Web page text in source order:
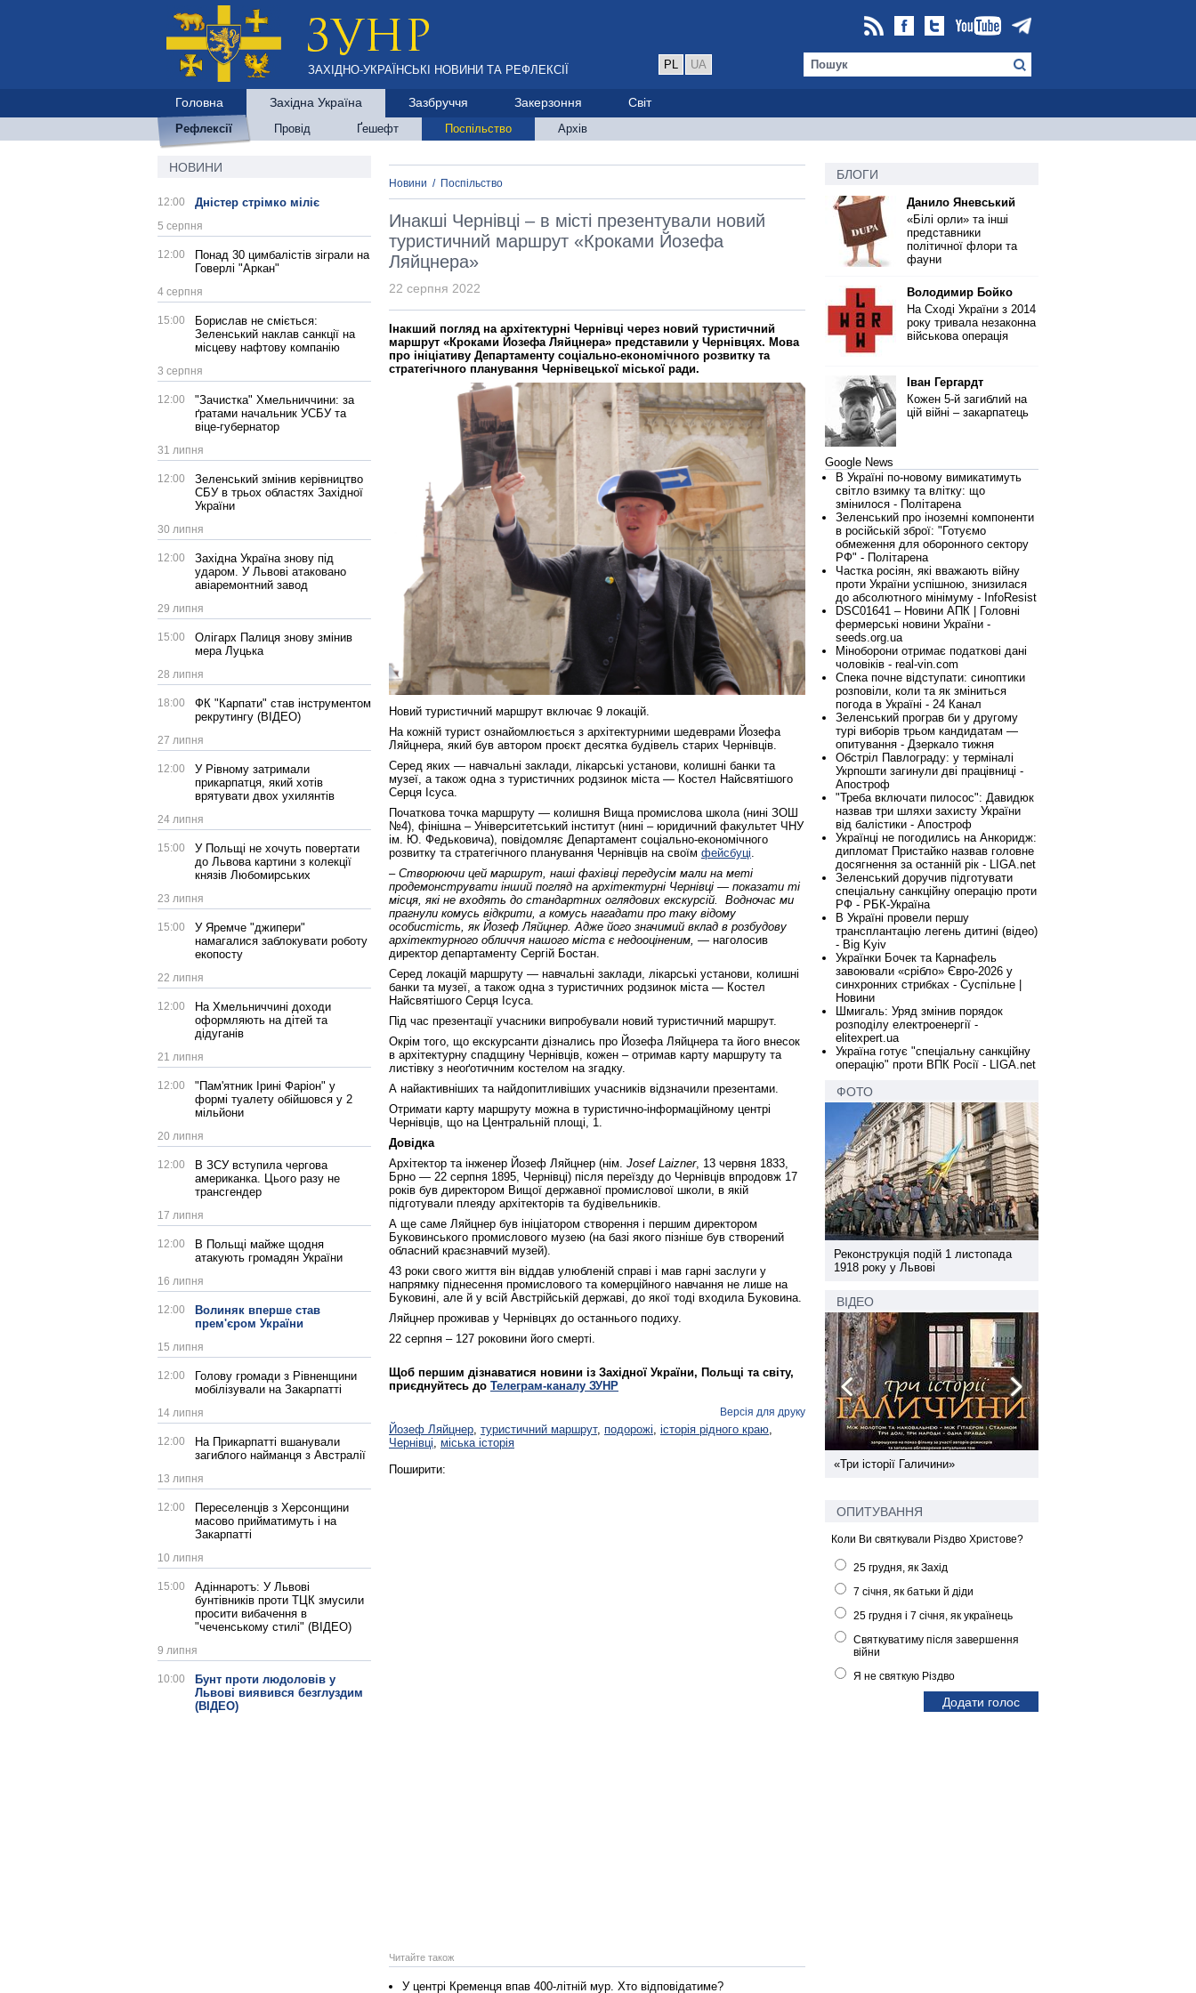
ЗАХІДНО-УКРАЇНСЬКІ НОВИНИ ТА РЕФЛЕКСІЇ PL UA
Головна Західна Україна Зазбруччя Закерзоння Світ
Рефлексії Провід Ґешефт Поспільство Архів
НОВИНИ
12:00 Дністер стрімко міліє
5 серпня
12:00
Понад 30 цимбалістів зіграли на
Говерлі "Аркан"
4 серпня
15:00
Борислав не сміється:
Зеленський наклав санкції на
місцеву нафтову компанію
3 серпня
12:00
"Зачистка" Хмельниччини: за
ґратами начальник УСБУ та
віце-губернатор
31 липня
12:00
Зеленський змінив керівництво
СБУ в трьох областях Західної
України
30 липня
12:00
Західна Україна знову під
ударом. У Львові атаковано
авіаремонтний завод
29 липня
15:00
Олігарх Палиця знову змінив
мера Луцька
28 липня
18:00
ФК "Карпати" став інструментом
рекрутингу (ВІДЕО)
27 липня
12:00
У Рівному затримали
прикарпатця, який хотів
врятувати двох ухилянтів
24 липня
15:00
У Польщі не хочуть повертати
до Львова картини з колекції
князів Любомирських
23 липня
15:00
У Яремче "джипери"
намагалися заблокувати роботу
екопосту
22 липня
12:00
На Хмельниччині доходи
оформляють на дітей та
дідуганів
21 липня
12:00
"Пам'ятник Ірині Фаріон" у
формі туалету обійшовся у 2
мільйони
20 липня
12:00
В ЗСУ вступила чергова
американка. Цього разу не
трансгендер
17 липня
12:00
В Польщі майже щодня
атакують громадян України
16 липня
12:00
Волиняк вперше став
прем'єром України
15 липня
12:00
Голову громади з Рівненщини
мобілізували на Закарпатті
14 липня
12:00
На Прикарпатті вшанували
загиблого найманця з Австралії
13 липня
12:00
Переселенців з Херсонщини
масово прийматимуть і на
Закарпатті
10 липня
15:00
Адіннаротъ: У Львові
бунтівників проти ТЦК змусили
просити вибачення в
"чеченському стилі" (ВІДЕО)
9 липня
10:00
Бунт проти людоловів у
Львові виявився безглуздим
(ВІДЕО)
Новини / Поспільство
Инакші Чернівці – в місті презентували новий
туристичний маршрут «Кроками Йозефа
Ляйцнера»
22 серпня 2022
Інакший погляд на архітектурні Чернівці через новий туристичний
маршрут «Кроками Йозефа Ляйцнера» представили у Чернівцях. Мова
про ініціативу Департаменту соціально-економічного розвитку та
стратегічного планування Чернівецької міської ради.
Новий туристичний маршрут включає 9 локацій.
На кожній турист ознайомлюється з архітектурними шедеврами Йозефа
Ляйцнера, який був автором проєкт десятка будівель старих Чернівців.
Серед яких — навчальні заклади, лікарські установи, колишні банки та
музеї, а також одна з туристичних родзинок міста — Костел Найсвятішого
Серця Ісуса.
Початкова точка маршруту — колишня Вища промислова школа (нині ЗОШ
№4), фінішна – Університетський інститут (нині – юридичний факультет ЧНУ
ім. Ю. Федьковича), повідомляє Департамент соціально-економічного
розвитку та стратегічного планування Чернівців на своїм фейсбуці.
– Створюючи цей маршрут, наші фахівці передусім мали на меті
продемонструвати інший погляд на архітектурні Чернівці — показати ті
місця, які не входять до стандартних оглядових екскурсій. Водночас ми
прагнули комусь відкрити, а комусь нагадати про таку відому
особистість, як Йозеф Ляйцнер. Адже його значимий вклад в розбудову
архітектурного обличчя нашого міста є недооціненим, — наголосив
директор департаменту Сергій Бостан.
Серед локацій маршруту — навчальні заклади, лікарські установи, колишні
банки та музеї, а також одна з туристичних родзинок міста — Костел
Найсвятішого Серця Ісуса.
Під час презентації учасники випробували новий туристичний маршрут.
Окрім того, що екскурсанти дізнались про Йозефа Ляйцнера та його внесок
в архітектурну спадщину Чернівців, кожен – отримав карту маршруту та
листівку з неоґотичним костелом на згадку.
А найактивніших та найдопитливіших учасників відзначили презентами.
Отримати карту маршруту можна в туристично-інформаційному центрі
Чернівців, що на Центральній площі, 1.
Довідка
Архітектор та інженер Йозеф Ляйцнер (нім. Josef Laizner, 13 червня 1833,
Брно — 22 серпня 1895, Чернівці) після переїзду до Чернівців впродовж 17
років був директором Вищої державної промислової школи, в якій
підготували плеяду архітекторів та будівельників.
А ще саме Ляйцнер був ініціатором створення і першим директором
Буковинського промислового музею (на базі якого пізніше був створений
обласний краєзнавчий музей).
43 роки свого життя він віддав улюбленій справі і мав гарні заслуги у
напрямку піднесення промислового та комерційного навчання не лише на
Буковині, але й у всій Австрійській державі, до якої тоді входила Буковина.
Ляйцнер проживав у Чернівцях до останнього подиху.
22 серпня – 127 роковини його смерті.
Щоб першим дізнаватися новини із Західної України, Польщі та світу,
приєднуйтесь до Телеграм-каналу ЗУНР
Версія для друку
Йозеф Ляйцнер, туристичний маршрут, подорожі, історія рідного краю,
Чернівці, міська історія
Поширити:
Читайте також
У центрі Кременця впав 400-літній мур. Хто відповідатиме?
БЛОГИ
Данило Яневський
«Білі орли» та інші
представники
політичної флори та
фауни
Володимир Бойко
На Сході України з 2014
року тривала незаконна
військова операція
Іван Гергардт
Кожен 5-й загиблий на
цій війні – закарпатець
Google News
В Україні по-новому вимикатимуть
світло взимку та влітку: що
змінилося - Політарена
Зеленський про іноземні компоненти
в російській зброї: "Готуємо
обмеження для оборонного сектору
РФ" - Політарена
Частка росіян, які вважають війну
проти України успішною, знизилася
до абсолютного мінімуму - InfoResist
DSC01641 – Новини АПК | Головні
фермерські новини України -
seeds.org.ua
Міноборони отримає податкові дані
чоловіків - real-vin.com
Спека почне відступати: синоптики
розповіли, коли та як зміниться
погода в Україні - 24 Канал
Зеленський програв би у другому
турі виборів трьом кандидатам —
опитування - Дзеркало тижня
Обстріл Павлограду: у терміналі
Укрпошти загинули дві працівниці -
Апостроф
"Треба включати пилосос": Давидюк
назвав три шляхи захисту України
від балістики - Апостроф
Українці не погодились на Анкоридж:
дипломат Пристайко назвав головне
досягнення за останній рік - LIGA.net
Зеленський доручив підготувати
спеціальну санкційну операцію проти
РФ - РБК-Україна
В Україні провели першу
трансплантацію легень дитині (відео)
- Big Kyiv
Українки Бочек та Карнафель
завоювали «срібло» Євро-2026 у
синхронних стрибках - Суспільне |
Новини
Шмигаль: Уряд змінив порядок
розподілу електроенергії -
elitexpert.ua
Україна готує "спеціальну санкційну
операцію" проти ВПК Росії - LIGA.net
ФОТО
1918 року у Львові
Реконструкція подій 1 листопада
1918 року у Львові
ВІДЕО
«Три історії Галичини»
ОПИТУВАННЯ
Коли Ви святкували Різдво Христове?
25 грудня, як Захід
7 січня, як батьки й діди
25 грудня і 7 січня, як українець
Святкуватиму після завершення
війни
Я не святкую Різдво